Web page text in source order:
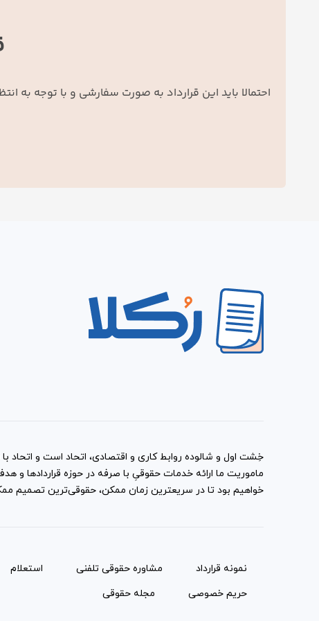
احتمالا باید این قرارداد به صورت سفارشی و با توجه
خِشت اول و شالوده روابط کاری و اقتصادی، اتحاد است و اتحاد با
ماموریت ما ارائه خدمات حقوقیِ با صرفه در حوزه
خواهیم بود تا در سریعترین زمان ممکن، حقوقی‌ترین تصمیم
نمونه قرارداد‌ مشاوره حقوقی تلفنی استعلام
حریم خصوصی
مجله حقوقی